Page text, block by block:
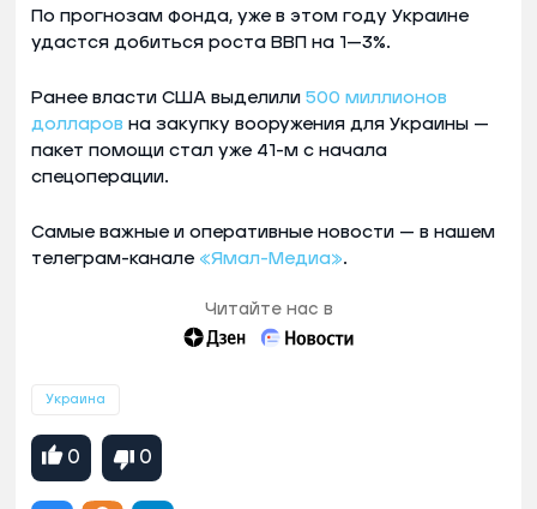
По прогнозам фонда, уже в этом году Украине
удастся добиться роста ВВП на 1—3%.
Ранее власти США выделили 500 миллионов
долларов на закупку вооружения для Украины —
пакет помощи стал уже 41-м с начала
спецоперации.
Самые важные и оперативные новости — в нашем
телеграм-канале «Ямал-Медиа».
Читайте нас в
Украина
0 0